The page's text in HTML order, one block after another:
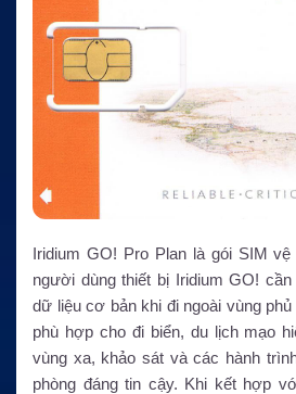
Iridium GO! Pro Plan là gói SIM
người dùng thiết bị Iridium GO!
dữ liệu cơ bản khi đi ngoài vùng
phù hợp cho đi biển, du lịch mạo
vùng xa, khảo sát và các hành
phòng đáng tin cậy. Khi kết hợp